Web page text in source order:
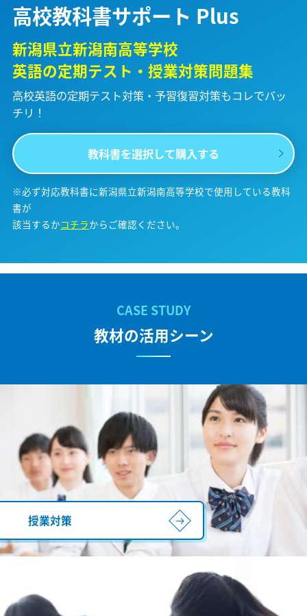
高校教科書サポート Plus
新潟県立新潟南高等学校
英語の定期テスト・授業対策問題集
高校英語の定期テスト対策・予習復習対策もコレでバッ
チリ！
教科書を選択して購入する
※必ず対応教科書に新潟県立新潟南高等学校で使用している教科
書が
該当するかコチラからご確認ください。
教材の活用シーン
授業対策